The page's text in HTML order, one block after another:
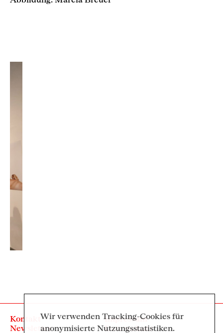
Wir verwenden Tracking-Cookies für
anonymisierte Nutzungsstatistiken.
Kontakt
Impressum
Newsletter
Datenschutz